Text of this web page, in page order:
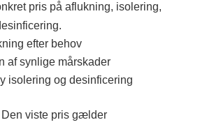
pris på aflukning, isolering,
efter behov
af synlige mårskader
isolering og desinficering
Den viste pris gælder